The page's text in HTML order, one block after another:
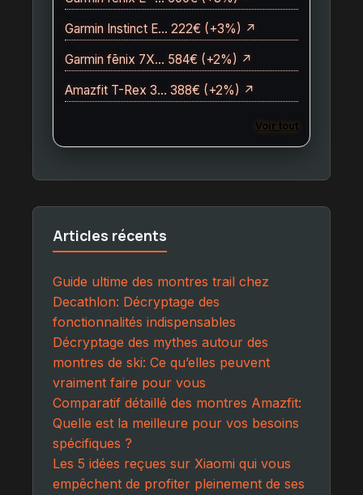
Garmin Instinct E… 222€ (+3%) ↗
Garmin fēnix 7X… 584€ (+2%) ↗
Amazfit T-Rex 3… 388€ (+2%) ↗
Voir tout
Articles récents
Guide ultime des montres trail chez
Decathlon: Décryptage des
fonctionnalités indispensables
Décryptage des mythes autour des
montres de ski: Ce qu’elles peuvent
vraiment faire pour vous
Comparatif détaillé des montres Amazfit:
Quelle est la meilleure pour vos besoins
spécifiques ?
Les 5 idées reçues sur Xiaomi qui vous
empêchent de profiter pleinement de ses